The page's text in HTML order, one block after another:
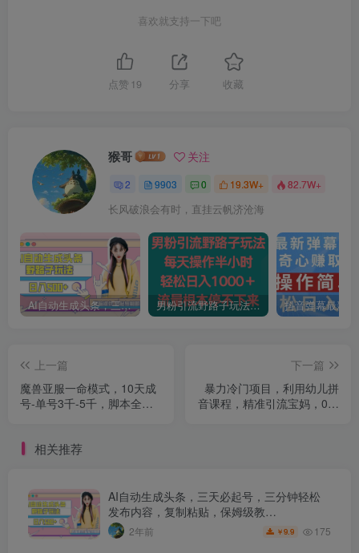
喜欢就支持一下吧
点赞 19 分享 收藏
猴哥 关注
2 9903 0 19.3W+ 82.7W+
长风破浪会有时，直挂云帆济沧海
AI自动生成头条，三天必起号，三分钟轻松发布内容，复制粘贴，保姆级教… 男粉引流野路子玩法，每天操作半小时轻松日入1000＋，流量根本停不下来
上一篇
魔兽亚服一命模式，10天成
号-单号3千-5千，脚本全自
下一篇
暴力冷门项目，利用幼儿拼
音课程，精准引流宝妈，0成
相关推荐
AI自动生成头条，三天必起号，三分钟轻松
发布内容，复制粘贴，保姆级教…
2年前 ￥9.9 175